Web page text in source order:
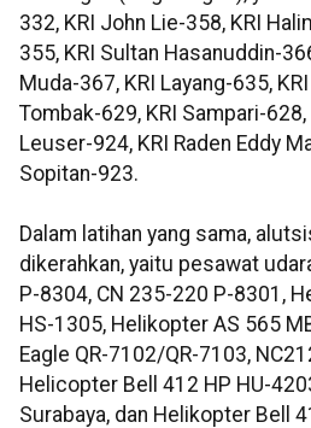
332, KRI John Lie-358, KRI
355, KRI Sultan Hasanuddin-
Muda-367, KRI Layang-635,
Tombak-629, KRI Sampari-
Leuser-924, KRI Raden Eddy
Sopitan-923.
Dalam latihan yang sama,
dikerahkan, yaitu pesawat
P-8304, CN 235-220 P-8301,
HS-1305, Helikopter AS 565
Eagle QR-7102/QR-7103,
Helicopter Bell 412 HP HU-
Surabaya, dan Helikopter Bell